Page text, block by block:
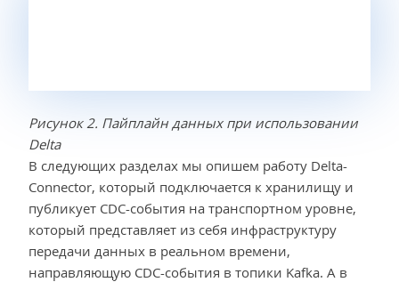
Рисунок 2. Пайплайн данных при использовании
Delta
В следующих разделах мы опишем работу Delta-
Connector, который подключается к хранилищу и
публикует CDC-события на транспортном уровне,
который представляет из себя инфраструктуру
передачи данных в реальном времени,
направляющую CDC-события в топики Kafka. А в